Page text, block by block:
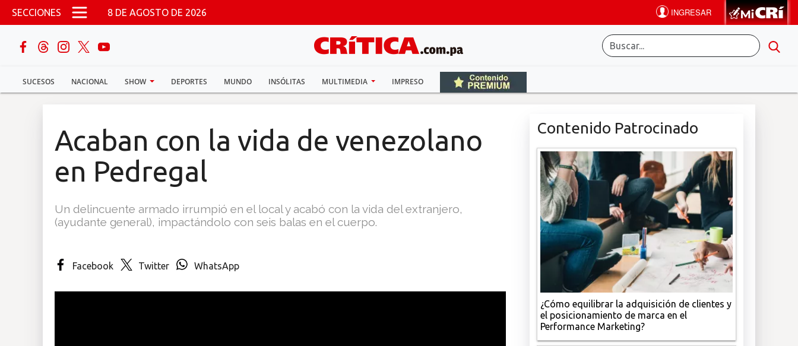
Pasar al contenido principal
SECCIONES 8 DE AGOSTO DE 2026
SUCESOS NACIONAL SHOW DEPORTES MUNDO INSÓLITAS MULTIMEDIA IMPRESO
buscar
Sucesos
Acaban con la vida de venezolano
en Pedregal
Un delincuente armado irrumpió en el local y acabó con la vida del extranjero,
(ayudante general), impactándolo con seis balas en el cuerpo.
Facebook Twitter WhatsApp
Contenido Patrocinado
¿Cómo equilibrar la adquisición de clientes y
el posicionamiento de marca en el
Performance Marketing?